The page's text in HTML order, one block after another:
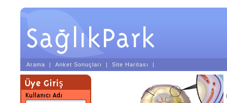
Arama | Anket Sonuçları | Site Haritası |